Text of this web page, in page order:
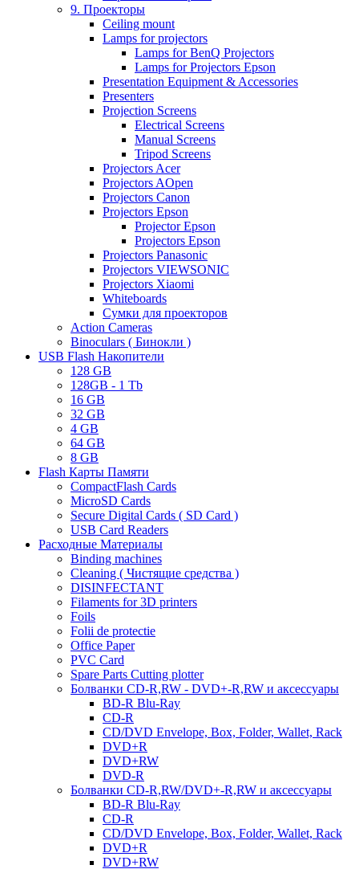
9. Проекторы
Ceiling mount
Lamps for projectors
Lamps for BenQ Projectors
Lamps for Projectors Epson
Presentation Equipment & Accessories
Presenters
Projection Screens
Electrical Screens
Manual Screens
Tripod Screens
Projectors Acer
Projectors AOpen
Projectors Canon
Projectors Epson
Projector Epson
Projectors Epson
Projectors Panasonic
Projectors VIEWSONIC
Projectors Xiaomi
Whiteboards
Сумки для проекторов
Action Cameras
Binoculars ( Бинокли )
USB Flash Накопители
128 GB
128GB - 1 Tb
16 GB
32 GB
4 GB
64 GB
8 GB
Flash Карты Памяти
CompactFlash Cards
MicroSD Cards
Secure Digital Cards ( SD Card )
USB Card Readers
Расходные Материалы
Binding machines
Cleaning ( Чистящие средства )
DISINFECTANT
Filaments for 3D printers
Foils
Folii de protectie
Office Paper
PVC Card
Spare Parts Cutting plotter
Болванки CD-R,RW - DVD+-R,RW и аксессуары
BD-R Blu-Ray
CD-R
CD/DVD Envelope, Box, Folder, Wallet, Rack
DVD+R
DVD+RW
DVD-R
Болванки CD-R,RW/DVD+-R,RW и аксессуары
BD-R Blu-Ray
CD-R
CD/DVD Envelope, Box, Folder, Wallet, Rack
DVD+R
DVD+RW